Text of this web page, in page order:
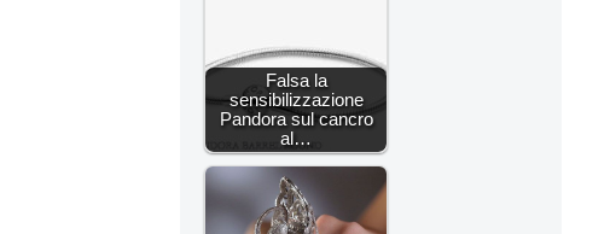
Falsa la
sensibilizzazione
Pandora sul cancro
al…